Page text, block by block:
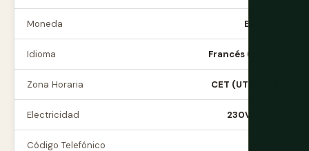
Moneda Euro (€)
Idioma Francés (oficial)
Zona Horaria CET (UTC+1/+2)
Electricidad 230V, Tipo F
Código Telefónico